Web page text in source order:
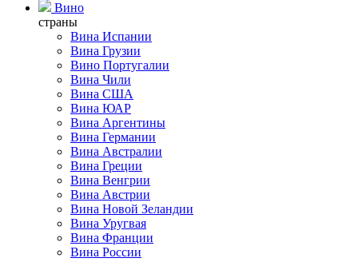
Вино
страны
Вина Испании
Вина Грузии
Вино Португалии
Вина Чили
Вина США
Вина ЮАР
Вина Аргентины
Вина Германии
Вина Австралии
Вина Греции
Вина Венгрии
Вина Австрии
Вина Новой Зеландии
Вина Уругвая
Вина Франции
Вина России